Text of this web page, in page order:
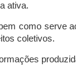
ativa.
como serve
coletivos.